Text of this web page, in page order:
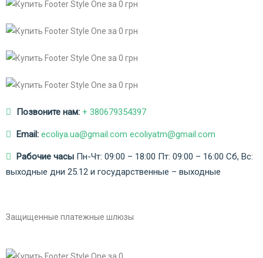
Позвоните нам: + 380679354397
Email: ecoliya.ua@gmail.com ecoliyatm@gmail.com
Рабочие часы Пн-Чт: 09:00 – 18:00 Пт: 09:00 – 16:00 Сб, Вс:
выходные дни 25.12 и государственные – выходные
Защищенные платежные шлюзы